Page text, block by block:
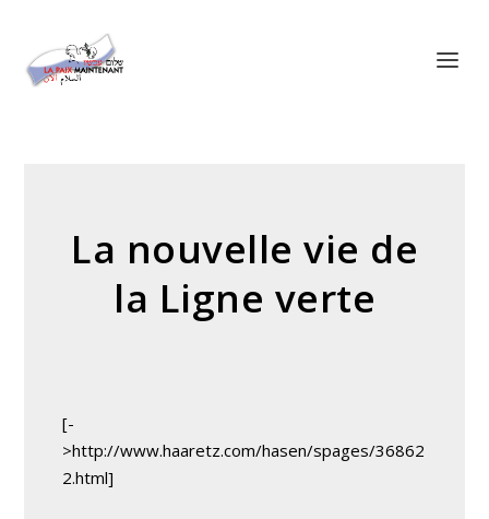
La nouvelle vie de
la Ligne verte
[-
>http://www.haaretz.com/hasen/spages/36862
2.html]